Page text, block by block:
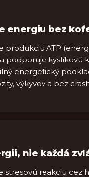
energiu bez
produkciu ATP
podporuje kyslíkovú
energetický
výkyvov a bez
nie každá
stresovú reakciu cez